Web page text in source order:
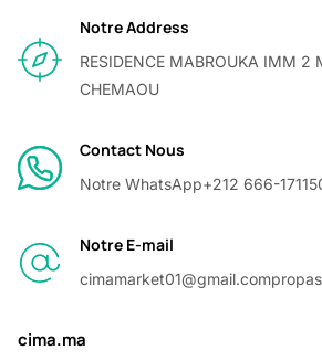
Notre Address
RESIDENCE MABROUKA IMM 2
CHEMAOU
Contact Nous
Notre WhatsApp+212 666-
Notre E-mail
cimamarket01@gmail.com
cima.ma